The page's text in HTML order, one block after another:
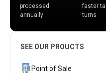
processed
annually
faster
turns
SEE OUR PROUCTS
Point of Sale